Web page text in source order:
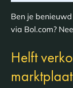
Ben je
via Bol.com?
Helft